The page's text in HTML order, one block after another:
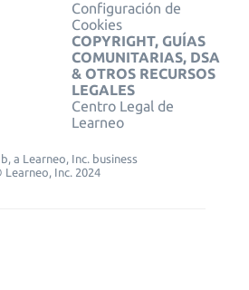
Configuración de
Cookies
COPYRIGHT, GUÍAS
COMUNITARIAS, DSA
& OTROS RECURSOS
LEGALES
Centro Legal de
Learneo
a Learneo, Inc. business
Learneo, Inc. 2024